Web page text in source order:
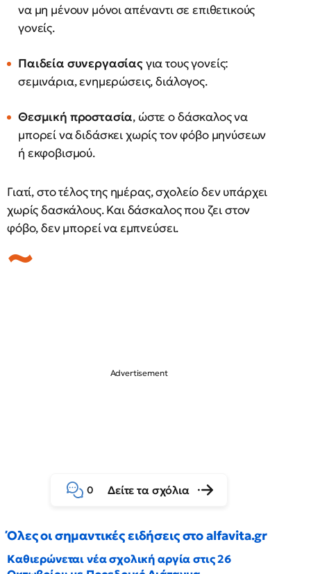
να μη μένουν μόνοι απέναντι σε επιθετικούς
γονείς.
Παιδεία συνεργασίαςγια τους γονείς:
σεμινάρια, ενημερώσεις, διάλογος.
Θεσμική προστασία, ώστε ο δάσκαλος να
μπορεί να διδάσκει χωρίς τον φόβο μηνύσεων
ή εκφοβισμού.
Γιατί, στο τέλος της ημέρας, σχολείο δεν υπάρχει
χωρίς δασκάλους. Και δάσκαλος που ζει στον
φόβο, δεν μπορεί να εμπνεύσει.
0 Δείτε τα σχόλια
Όλες οι σημαντικές ειδήσεις στο alfavita.gr
Καθιερώνεται νέα σχολική αργία στις 26